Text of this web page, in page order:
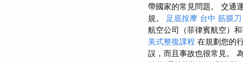
帶國家的常見問題。 交通
規。 足底按摩 台中 筋膜刀
航空公司（菲律賓航空）
美式整復課程 在規劃您的
誤，而且事故也很常見。